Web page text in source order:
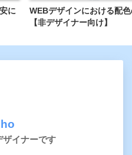
に
WEBデザインにおける配
【非デザイナー向け】
ザイナーです